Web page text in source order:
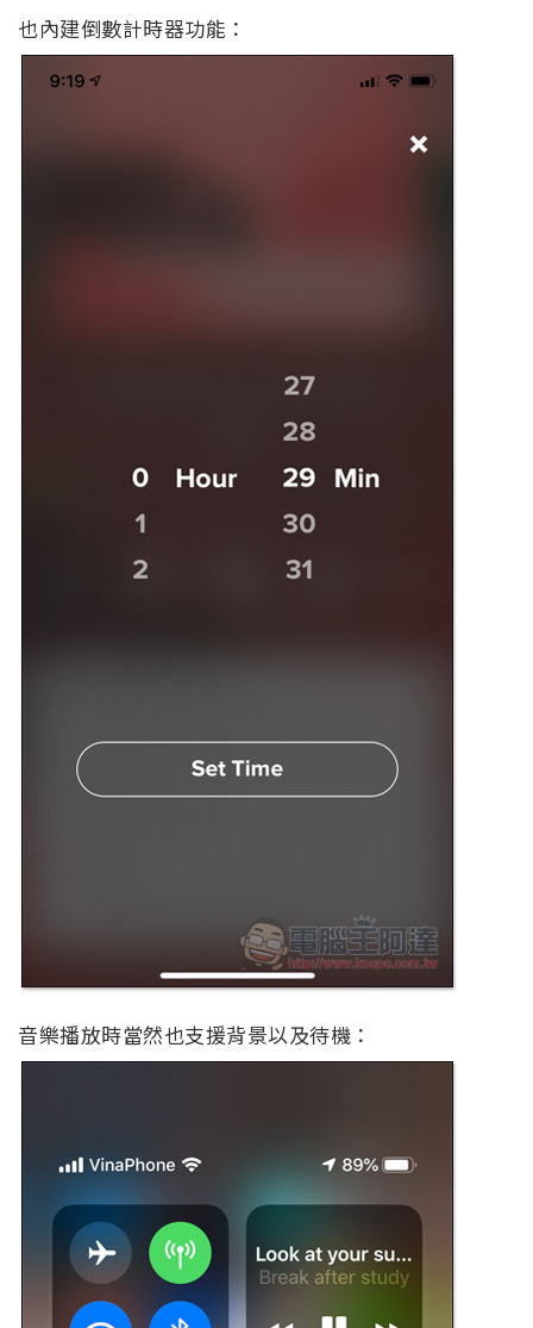
也內建倒數計時器功能：
音樂播放時當然也支援背景以及待機：